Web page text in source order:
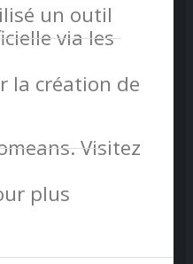
un outil
via les
la création de
Visitez
de-
plus